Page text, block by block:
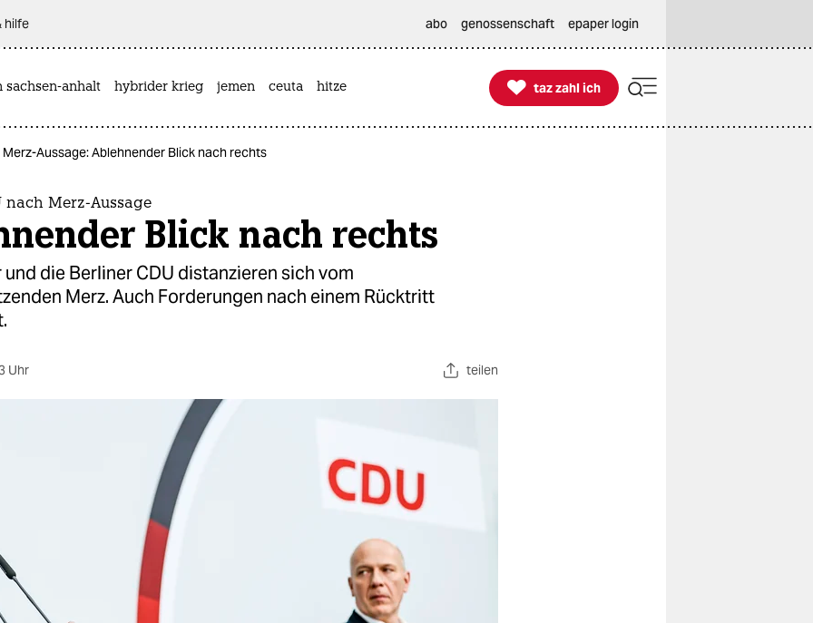
hilfe abo genossenschaft epaper login
sachsen-anhalt hybrider krieg jemen ceuta hitze 
taz zahl ich
taz zahl ich
Aussage: Ablehnender Blick nach rechts
nach Merz-Aussage
Blick nach rechts
und die Berliner CDU distanzieren sich vom
Merz. Auch Forderungen nach einem Rücktritt
Uhr teilen